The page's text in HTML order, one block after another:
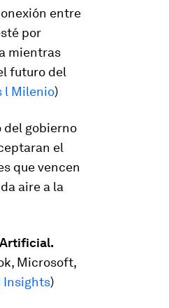
entre
por
mientras
futuro del
l Milenio)
del gobierno
el
que vencen
aire a la
Microsoft,
Insights)